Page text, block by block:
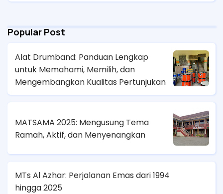
Popular Post
Alat Drumband: Panduan Lengkap
untuk Memahami, Memilih, dan
Mengembangkan Kualitas Pertunjukan
MATSAMA 2025: Mengusung Tema
Ramah, Aktif, dan Menyenangkan
MTs Al Azhar: Perjalanan Emas dari 1994
hingga 2025